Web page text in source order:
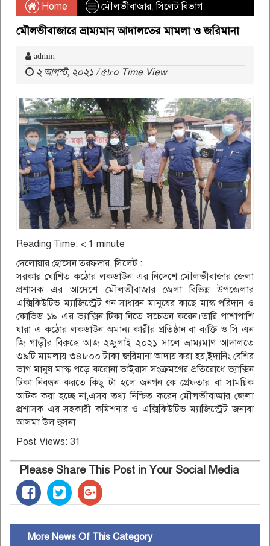
Home মৌলভীবাজার,সিলেট বিভাগ
মৌলভীবাজারে ভ্রাম্যমান আদালতের মামলা ও জরিমানা
admin
২ আগস্ট, ২০২১ / ৫৮০ Time View
Reading Time: < 1 minute
দেলোয়ার হোসেন তরফদার, সিলেট :
সরকার ঘোশিত কঠোর লকডাউন এর নিদেশে মৌলভীবাজার জেলা
প্রশাসক এর আদেশে মৌলভীবাজার জেলা বিভিন্ন উপজেলার
এক্সিকিউটিভ ম্যাজিস্ট্রেট গন সাধারন মানুষের কাছে মাস্ক পরিদান ও
কোভিড ১৯ এর ভ্যাক্সিন টিকা নিতে সচেতন করেন।তারি পাশাপাশি
যারা এ কঠোর লকডাউন অমান্য কারীর প্রতিষ্ঠান বা ব্যক্তি ও সি এন
জি গাড়ীর বিরুদ্ধে আজ ২জুলাই ২০২১ সালে ভ্রাম্যমাণ আদালতে
৩৯টি মামলায় ৩৪৮০০ টাকা জরিমানা আদায় করা হয়,ইদানিং বেশির
ভাগ মানুষ মাস্ক পড়ে করোনা ভাইরাস সংক্রমণের প্রতিরোধে ভ্যাক্সিন
টিকা নিবন্ধন করতে কিছু টা হলে জনগন কে গ্রেফতার বা সাময়িক
আটক করা হচ্ছে না,এসব তথ্য নিশ্চিত করেন মৌলভীবাজার জেলা
প্রশাসক এর সহকারী কমিশনার ও এক্সিকিউটিভ ম্যাজিস্ট্রেট জনাবা
আসমা উল হুসনা।
Post Views: 31
Please Share This Post in Your Social Media
More News Of This Category